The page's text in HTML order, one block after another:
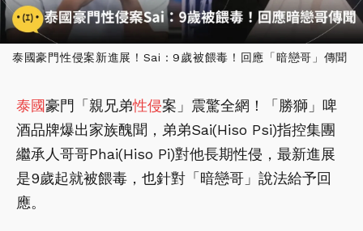
泰國豪門性侵案新進展！Sai：9歲被餵毒！回應「暗戀哥」傳聞
泰國豪門「親兄弟性侵案」震驚全網！「勝獅」啤
酒品牌爆出家族醜聞，弟弟Sai(Hiso Psi)指控集團
繼承人哥哥Phai(Hiso Pi)對他長期性侵，最新進展
是9歲起就被餵毒，也針對「暗戀哥」說法給予回
應。